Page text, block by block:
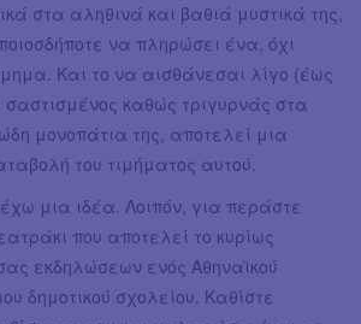
στα αληθινά και βαθιά μυστικά της,
να πληρώσει ένα, όχι
Και το να αισθάνεσαι λίγο (έως
καθώς τριγυρνάς στα
μονοπάτια της, αποτελεί μια
του τιμήματος αυτού.
μια ιδέα. Λοιπόν, για περάστε
που αποτελεί το κυρίως
εκδηλώσεων ενός Αθηναϊκού
δημοτικού σχολείου. Καθίστε